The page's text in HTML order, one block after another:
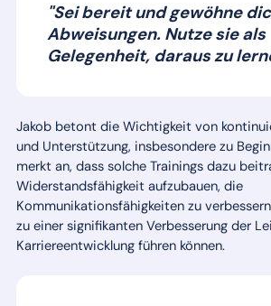
"Sei bereit und gewöhne
Abweisungen. Nutze sie als
Gelegenheit, daraus zu
Jakob betont die Wichtigkeit von
und Unterstützung, insbesondere zu
merkt an, dass solche Trainings dazu
Widerstandsfähigkeit aufzubauen, die
Kommunikationsfähigkeiten zu
zu einer signifikanten Verbesserung der
Karriereentwicklung führen können.